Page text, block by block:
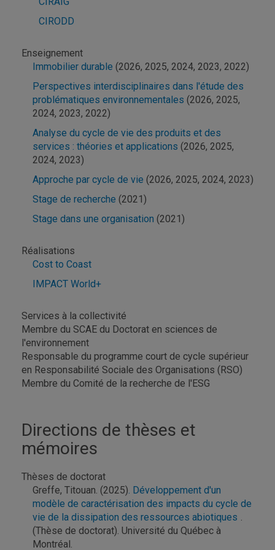
CIRODD
Enseignement
Immobilier durable (2026, 2025, 2024, 2023, 2022)
Perspectives interdisciplinaires dans l'étude des
problématiques environnementales (2026, 2025,
2024, 2023, 2022)
Analyse du cycle de vie des produits et des
services : théories et applications (2026, 2025,
2024, 2023)
Approche par cycle de vie (2026, 2025, 2024, 2023)
Stage de recherche (2021)
Stage dans une organisation (2021)
Réalisations
Cost to Coast
IMPACT World+
Services à la collectivité
Membre du SCAE du Doctorat en sciences de
l'environnement
Responsable du programme court de cycle supérieur
en Responsabilité Sociale des Organisations (RSO)
Membre du Comité de la recherche de l'ESG
Directions de thèses et
mémoires
Thèses de doctorat
Greffe, Titouan. (2025). Développement d'un
modèle de caractérisation des impacts du cycle de
vie de la dissipation des ressources abiotiques .
(Thèse de doctorat). Université du Québec à
Montréal.